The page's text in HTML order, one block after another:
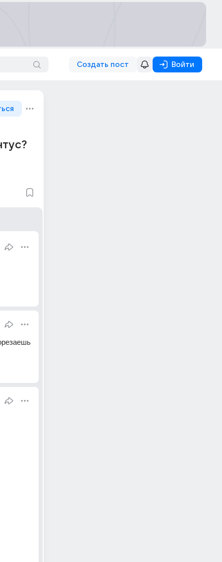
Создать пост Войти